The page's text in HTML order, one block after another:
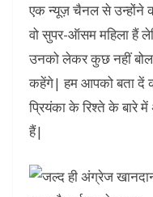
एक न्यूज़ चैनल से उन्होंने
वो सुपर-ऑसम महिला हैं
उनको लेकर कुछ नहीं
कहेंगे| हम आपको बता दें
प्रियंका के रिश्ते के
हैं|